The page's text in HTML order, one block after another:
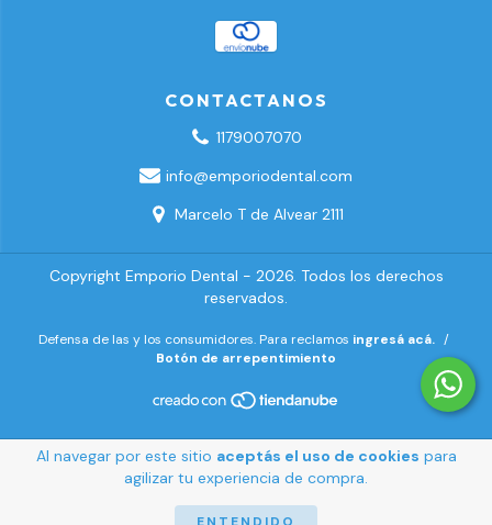
Al navegar por este sitio aceptás el uso de cookies para
agilizar tu experiencia de compra.
CONTACTANOS
1179007070
info@emporiodental.com
Marcelo T de Alvear 2111
Copyright Emporio Dental - 2026. Todos los derechos
reservados.
Defensa de las y los consumidores. Para reclamos ingresá acá. /
Botón de arrepentimiento